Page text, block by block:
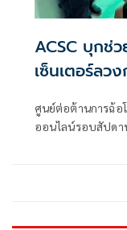
ACSC บุกช่
เซ็นเตอร์ลว
ศูนย์ต่อต้านการฉ้อ
ออนไลน์รอบสัปดา